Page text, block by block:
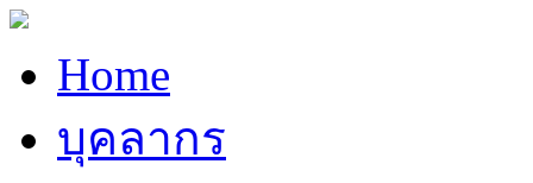
Home
บุคลากร